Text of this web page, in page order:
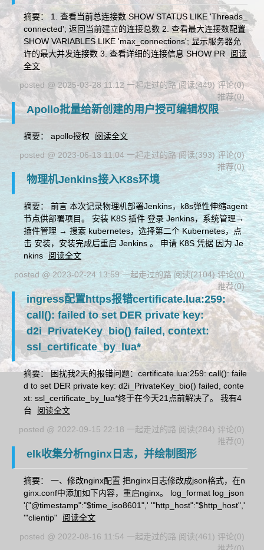
摘要： 1. 查看当前总连接数 SHOW STATUS LIKE 'Threads_
connected'; 返回当前建立的连接总数 2. 查看最大连接数配置
SHOW VARIABLES LIKE 'max_connections'; 显示服务器允
许的最大并发连接数 3. 查看详细的连接信息 SHOW PR
阅读
全文
posted @ 2025-03-28 11:12 一起走过的路阅读(449) 评论(0)
推荐(0)
Apollo批量给新创建的用户授可编辑权限
摘要： apollo授权
阅读全文
posted @ 2023-06-13 11:04 一起走过的路 阅读(393) 评论(0)
推荐(0)
物理机Jenkins接入K8s环境
摘要： 前言 本次记录物理机部署Jenkins，k8s弹性伸缩agent
节点供部署项目。 安装 K8S 插件 登录 Jenkins，系统管理→
插件管理 → 搜索 kubernetes，选择第二个 Kubernetes，点
击 安装，安装完成后重启 Jenkins 。 申请 K8S 凭据 因为 Je
nkins
阅读全文
posted @ 2023-02-24 13:59 一起走过的路阅读(2104) 评论(0)
推荐(0)
ingress配置https报错certificate.lua:259:
call(): failed to set DER private key:
d2i_PrivateKey_bio() failed, context:
ssl_certificate_by_lua*
摘要： 困扰我2天的报错问题：certificate.lua:259: call(): faile
d to set DER private key: d2i_PrivateKey_bio() failed, conte
xt: ssl_certificate_by_lua*终于在今天21点前解决了。 我有4
台
阅读全文
posted @ 2022-09-15 22:18 一起走过的路 阅读(284) 评论(0)
推荐(0)
elk收集分析nginx日志，并绘制图形
摘要： 一、修改nginx配置 把nginx日志修改成json格式，在n
ginx.conf中添加如下内容，重启nginx。 log_format log_json
'{"@timestamp":"$time_iso8601",' '"http_host":"$http_host",'
'"clientip"
阅读全文
posted @ 2022-08-16 11:54 一起走过的路 阅读(461) 评论(0)